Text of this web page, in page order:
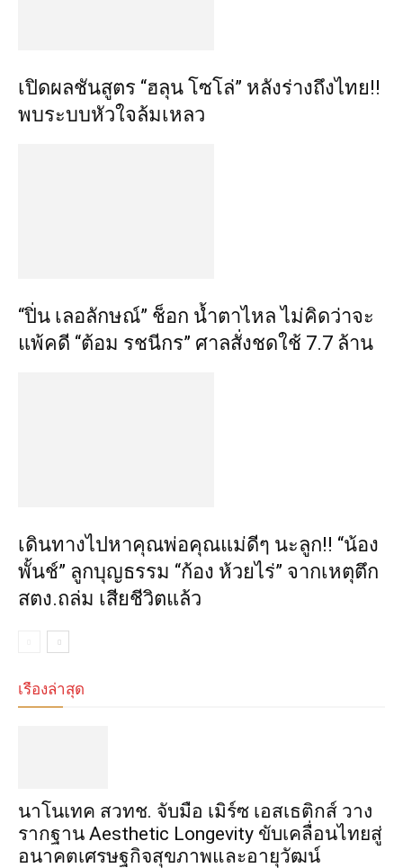
เปิดผลชันสูตร “ฮลุน โซโล่” หลังร่างถึงไทย!!
พบระบบหัวใจล้มเหลว
“ปิ่น เลอลักษณ์” ช็อก น้ำตาไหล ไม่คิดว่าจะ
แพ้คดี “ต้อม รชนีกร” ศาลสั่งชดใช้ 7.7 ล้าน
เดินทางไปหาคุณพ่อคุณแม่ดีๆ นะลูก!! “น้อง
พั้นช์” ลูกบุญธรรม “ก้อง ห้วยไร่” จากเหตุตึก
สตง.ถล่ม เสียชีวิตแล้ว
เรื่องล่าสุด
นาโนเทค สวทช. จับมือ เมิร์ซ เอสเธติกส์ วาง
รากฐาน Aesthetic Longevity ขับเคลื่อนไทยสู่
อนาคตเศรษฐกิจสุขภาพและอายุวัฒน์